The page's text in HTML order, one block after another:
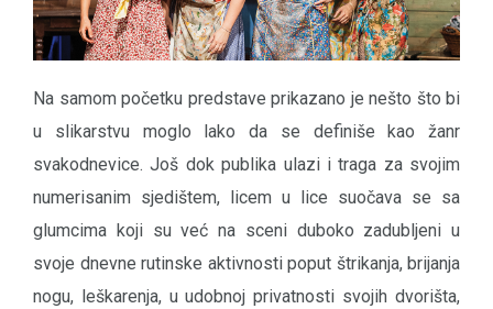
Na samom početku predstave prikazano je nešto što bi
u slikarstvu moglo lako da se definiše kao žanr
svakodnevice. Još dok publika ulazi i traga za svojim
numerisanim sjedištem, licem u lice suočava se sa
glumcima koji su već na sceni duboko zadubljeni u
svoje dnevne rutinske aktivnosti poput štrikanja, brijanja
nogu, leškarenja, u udobnoj privatnosti svojih dvorišta,